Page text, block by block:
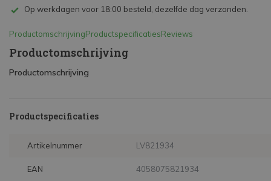
Op werkdagen voor 18:00 besteld, dezelfde dag verzonden.
ProductomschrijvingProductspecificatiesReviews
Productomschrijving
Productomschrijving
Productspecificaties
Artikelnummer LV821934
EAN 4058075821934